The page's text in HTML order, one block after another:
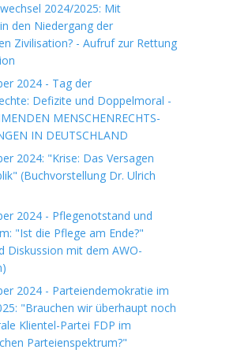
2024/2025: Mit
den Niedergang der
Zivilisation? - Aufruf zur Rettung
2024 - Tag der
Defizite und Doppelmoral -
MENSCHENRECHTS-
IN DEUTSCHLAND
2024: "Krise: Das Versagen
(Buchvorstellung Dr. Ulrich
2024 - Pflegenotstand und
"Ist die Pflege am Ende?"
Diskussion mit dem AWO-
2024 - Parteiendemokratie im
"Brauchen wir überhaupt noch
Klientel-Partei FDP im
Parteienspektrum?"